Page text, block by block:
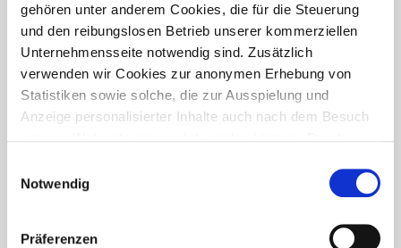
gehören unter anderem Cookies, die für die Steuerung
und den reibungslosen Betrieb unserer kommerziellen
Unternehmensseite notwendig sind. Zusätzlich
verwenden wir Cookies zur anonymen Erhebung von
Statistiken sowie solche, die zur Ausspielung und
Anzeige personalisierter Inhalte auch nach dem Besuch
entscheiden, ob und welche Cookies Sie zulassen
möchten. Personen, die das 16. Lebensjahr noch nicht
Sorgeberechtigten. Bitte beachten Sie, dass anhand Ihrer
Notwendig
Präferenzen
1 bis 2 von 2
Filtern nach:
Textlänge
2 Text(e)
Unterrubrik(en)